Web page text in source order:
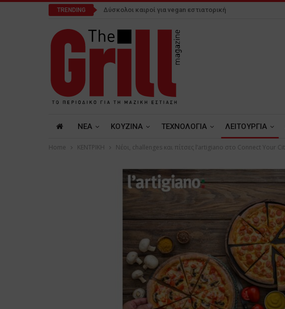
TRENDING Δύσκολοι καιροί για vegan εστιατορική
NEA ΚΟΥΖΙΝΑ ΤΕΧΝΟΛΟΓΙΑ ΛΕΙΤΟΥΡΓΙΑ
Home ΚΕΝΤΡΙΚΗ Νέοι, challenges και πίτσες l’artigiano στο Connect Your